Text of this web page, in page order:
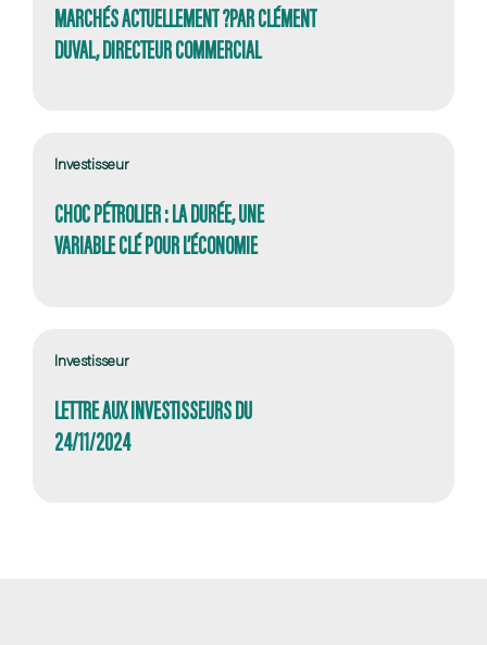
MARCHÉS ACTUELLEMENT ?PAR CLÉMENT
DUVAL, DIRECTEUR COMMERCIAL
Investisseur
CHOC PÉTROLIER : LA DURÉE, UNE
VARIABLE CLÉ POUR L’ÉCONOMIE
Investisseur
LETTRE AUX INVESTISSEURS DU
24/11/2024